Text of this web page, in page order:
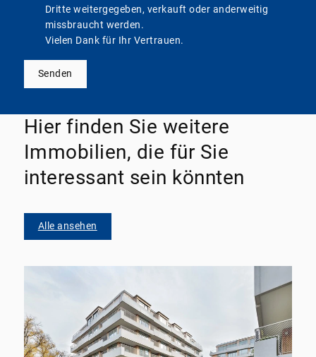
Dritte weitergegeben, verkauft oder anderweitig
missbraucht werden.
Vielen Dank für Ihr Vertrauen.
Senden
Hier finden Sie weitere
Immobilien, die für Sie
interessant sein könnten
Alle ansehen